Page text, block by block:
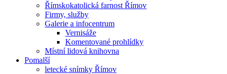
Římskokatolická farnost Římov
Firmy, služby
Galerie a infocentrum
Vernisáže
Komentované prohlídky
Místní lidová knihovna
Pomalší
letecké snímky Římov